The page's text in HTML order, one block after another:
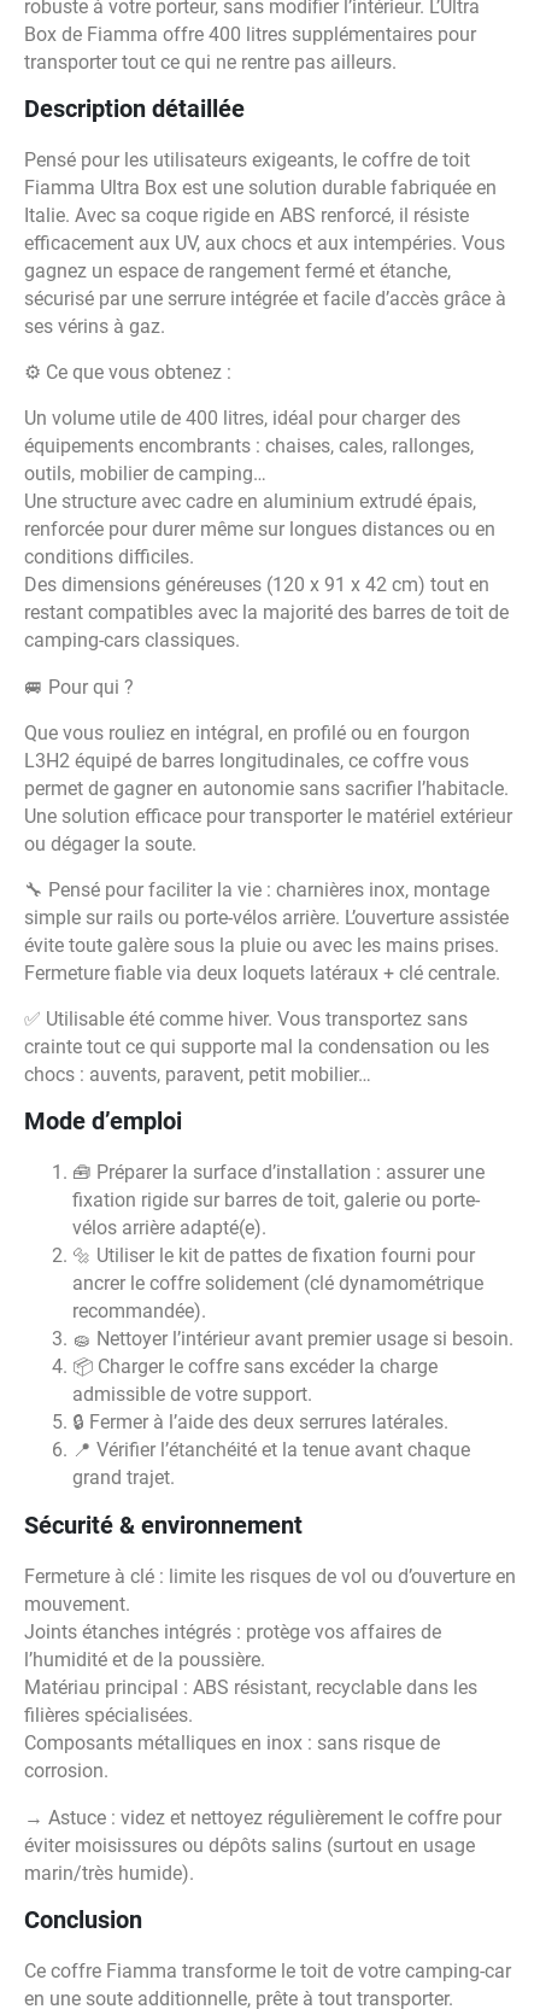
robuste à votre porteur, sans modifier l’intérieur. L’Ultra
Box de Fiamma offre 400 litres supplémentaires pour
transporter tout ce qui ne rentre pas ailleurs.
Description détaillée
Pensé pour les utilisateurs exigeants, le coffre de toit
Fiamma Ultra Box est une solution durable fabriquée en
Italie. Avec sa coque rigide en ABS renforcé, il résiste
efficacement aux UV, aux chocs et aux intempéries. Vous
gagnez un espace de rangement fermé et étanche,
sécurisé par une serrure intégrée et facile d’accès grâce à
ses vérins à gaz.
⚙️ Ce que vous obtenez :
Un volume utile de 400 litres, idéal pour charger des
équipements encombrants : chaises, cales, rallonges,
outils, mobilier de camping…
Une structure avec cadre en aluminium extrudé épais,
renforcée pour durer même sur longues distances ou en
conditions difficiles.
Des dimensions généreuses (120 x 91 x 42 cm) tout en
restant compatibles avec la majorité des barres de toit de
camping-cars classiques.
🚐 Pour qui ?
Que vous rouliez en intégral, en profilé ou en fourgon
L3H2 équipé de barres longitudinales, ce coffre vous
permet de gagner en autonomie sans sacrifier l’habitacle.
Une solution efficace pour transporter le matériel extérieur
ou dégager la soute.
🔧 Pensé pour faciliter la vie : charnières inox, montage
simple sur rails ou porte-vélos arrière. L’ouverture assistée
évite toute galère sous la pluie ou avec les mains prises.
Fermeture fiable via deux loquets latéraux + clé centrale.
✅ Utilisable été comme hiver. Vous transportez sans
crainte tout ce qui supporte mal la condensation ou les
chocs : auvents, paravent, petit mobilier…
Mode d’emploi
🧰 Préparer la surface d’installation : assurer une
fixation rigide sur barres de toit, galerie ou porte-
vélos arrière adapté(e).
🔩 Utiliser le kit de pattes de fixation fourni pour
ancrer le coffre solidement (clé dynamométrique
recommandée).
🧽 Nettoyer l’intérieur avant premier usage si besoin.
📦 Charger le coffre sans excéder la charge
admissible de votre support.
🔒 Fermer à l’aide des deux serrures latérales.
📍 Vérifier l’étanchéité et la tenue avant chaque
grand trajet.
Sécurité & environnement
Fermeture à clé : limite les risques de vol ou d’ouverture en
mouvement.
Joints étanches intégrés : protège vos affaires de
l’humidité et de la poussière.
Matériau principal : ABS résistant, recyclable dans les
filières spécialisées.
Composants métalliques en inox : sans risque de
corrosion.
→ Astuce : videz et nettoyez régulièrement le coffre pour
éviter moisissures ou dépôts salins (surtout en usage
marin/très humide).
Conclusion
Ce coffre Fiamma transforme le toit de votre camping-car
en une soute additionnelle, prête à tout transporter.